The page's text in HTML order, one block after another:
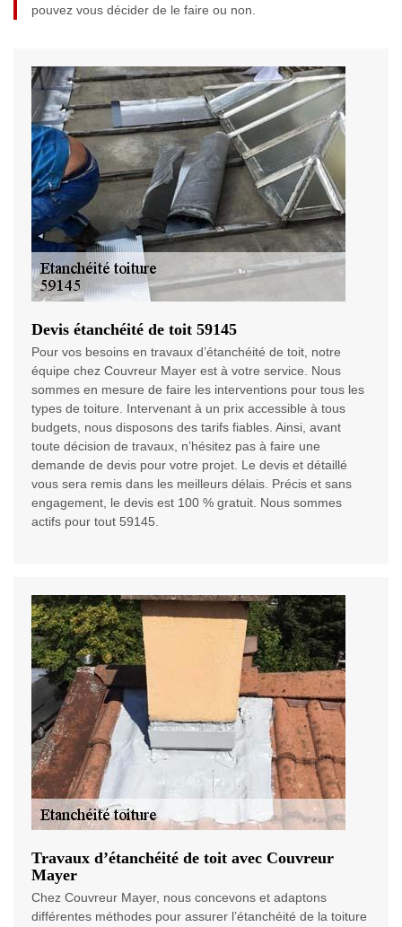
pouvez vous décider de le faire ou non.
Devis étanchéité de toit 59145
Pour vos besoins en travaux d’étanchéité de toit, notre
équipe chez Couvreur Mayer est à votre service. Nous
sommes en mesure de faire les interventions pour tous les
types de toiture. Intervenant à un prix accessible à tous
budgets, nous disposons des tarifs fiables. Ainsi, avant
toute décision de travaux, n’hésitez pas à faire une
demande de devis pour votre projet. Le devis et détaillé
vous sera remis dans les meilleurs délais. Précis et sans
engagement, le devis est 100 % gratuit. Nous sommes
actifs pour tout 59145.
Travaux d’étanchéité de toit avec Couvreur
Mayer
Chez Couvreur Mayer, nous concevons et adaptons
différentes méthodes pour assurer l’étanchéité de la toiture